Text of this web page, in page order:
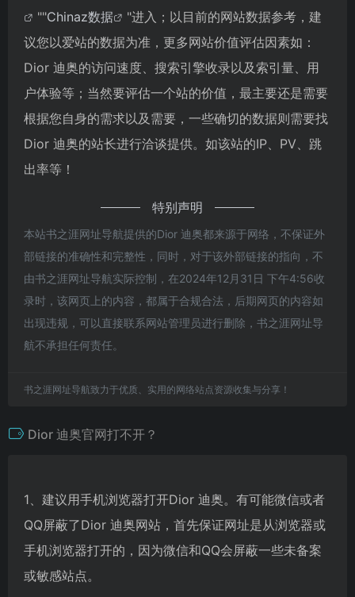
""Chinaz数据
"进入；以目前的网站数据参考，建
议您以爱站的数据为准，更多网站价值评估因素如：
Dior 迪奥的访问速度、搜索引擎收录以及索引量、用
户体验等；当然要评估一个站的价值，最主要还是需要
根据您自身的需求以及需要，一些确切的数据则需要找
Dior 迪奥的站长进行洽谈提供。如该站的IP、PV、跳
出率等！
特别声明
本站书之涯网址导航提供的Dior 迪奥都来源于网络，不保证外
部链接的准确性和完整性，同时，对于该外部链接的指向，不
由书之涯网址导航实际控制，在2024年12月31日 下午4:56收
录时，该网页上的内容，都属于合规合法，后期网页的内容如
出现违规，可以直接联系网站管理员进行删除，书之涯网址导
航不承担任何责任。
书之涯网址导航致力于优质、实用的网络站点资源收集与分享！
Dior 迪奥官网打不开？
1、建议用手机浏览器打开Dior 迪奥。有可能微信或者
QQ屏蔽了Dior 迪奥网站，首先保证网址是从浏览器或
手机浏览器打开的，因为微信和QQ会屏蔽一些未备案
或敏感站点。